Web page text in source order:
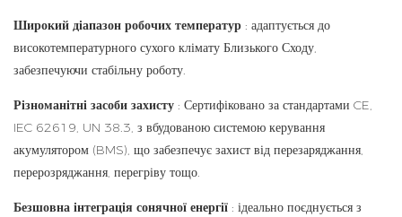
Широкий діапазон робочих температур : адаптується до
високотемпературного сухого клімату Близького Сходу,
забезпечуючи стабільну роботу.
Різноманітні засоби захисту : Сертифіковано за стандартами CE,
IEC 62619, UN 38.3, з вбудованою системою керування
акумулятором (BMS), що забезпечує захист від перезаряджання,
перерозряджання, перегріву тощо.
Безшовна інтеграція сонячної енергії : ідеально поєднується з